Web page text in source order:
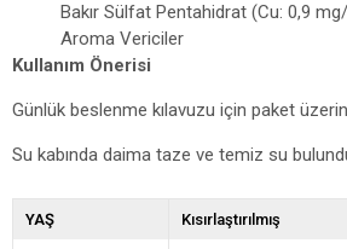
Bakır Sülfat Pentahidrat (Cu: 0,9
Aroma Vericiler
Kullanım Önerisi
Günlük beslenme kılavuzu için paket
Su kabında daima taze ve temiz su
YAŞ Kısırlaştırılmış